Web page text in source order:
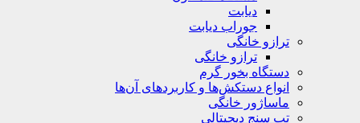
دیابت
جوراب دیابت
ترازو خانگی
ترازو خانگی
دستگاه بخور گرم
انواع دستکش‌ها و کاربردهای آن‌ها
ماساژور خانگی
تب سنج دیجیتالی